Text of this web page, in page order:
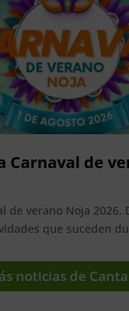
Carnaval de
de verano Noja 2026.
que suceden
noticias de